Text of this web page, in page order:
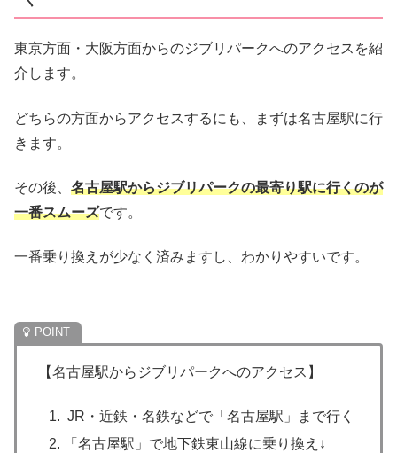
東京方面・大阪方面からのジブリパークへのアクセスを紹
介します。
どちらの方面からアクセスするにも、まずは名古屋駅に行
きます。
その後、 名古屋駅からジブリパークの最寄り駅に行くのが
一番スムーズです。
一番乗り換えが少なく済みますし、わかりやすいです。
【名古屋駅からジブリパークへのアクセス】
JR・近鉄・名鉄などで「名古屋駅」まで行く
「名古屋駅」で地下鉄東山線に乗り換え↓